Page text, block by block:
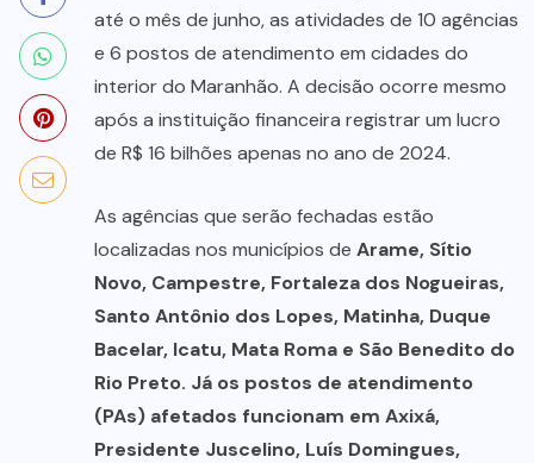
até o mês de junho, as atividades de 10 agências
e 6 postos de atendimento em cidades do
interior do Maranhão. A decisão ocorre mesmo
após a instituição financeira registrar um lucro
de R$ 16 bilhões apenas no ano de 2024.
As agências que serão fechadas estão
localizadas nos municípios de Arame, Sítio
Novo, Campestre, Fortaleza dos Nogueiras,
Santo Antônio dos Lopes, Matinha, Duque
Bacelar, Icatu, Mata Roma e São Benedito do
Rio Preto. Já os postos de atendimento
(PAs) afetados funcionam em Axixá,
Presidente Juscelino, Luís Domingues,